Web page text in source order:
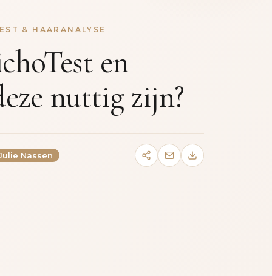
& HAARANALYSE
en
nuttig zijn?
Nassen